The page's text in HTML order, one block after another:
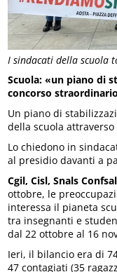
I sindacati della scuola
Scuola: «un piano di
concorso
Un piano di
della scuola
Lo chiedono in
al presidio davanti a
Cgil, Cisl, Snals
ottobre, le
interessa il pianeta
tra insegnanti e
dal 22 ottobre al 16
Ieri, il bilancio era di
47 contagiati (35